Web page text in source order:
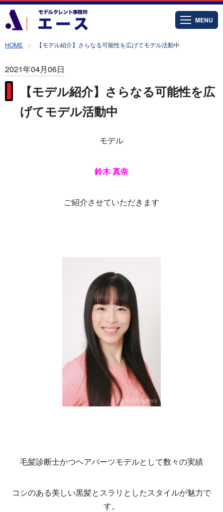
MENU
HOME 【モデル紹介】さらなる可能性を広げてモデル活動中
2021年04月06日
【モデル紹介】さらなる可能性を広
げてモデル活動中
モデル
鈴木 真奈
ご紹介させていただきます
毛髪診断士かつヘアパーツモデルとして数々の実績
コシのある美しい黒髪とスラリとしたスタイルが魅力で
す。